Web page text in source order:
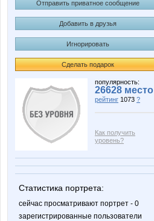
Отправить приватное сообщение
Добавить в друзья
Игнорировать
Сделать подарок
популярность:
26628 место
рейтинг 1073 ?
Как получить
уровень?
Статистика портрета:
сейчас просматривают портрет - 0
зарегистрированные пользователи